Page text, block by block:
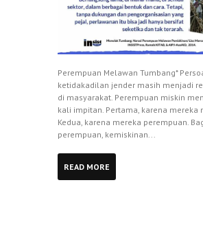
Perempuan Melawan Tumbang*
ketidakadilan jender masih menjadi
di masyarakat. Perempuan miskin
kali impitan. Pertama, karena mereka
Kedua, karena mereka perempuan.
perempuan, kemiskinan...
READ MORE